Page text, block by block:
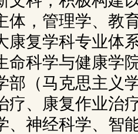
体，管理学、教
康复学科专业体
命科学与健康学
部（马克思主义
疗、康复作业治
、神经科学、智